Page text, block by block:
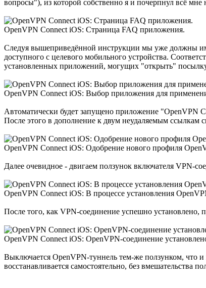
вопросы"), из которой собственно я и почерпнул всё мне
OpenVPN Connect iOS: Страница FAQ приложения.
Следуя вышеприведённой инструкции мы уже должны
доступного с целевого мобильного устройства.
установленных приложений, могущих "открыть"
OpenVPN Connect iOS: Выбор приложения для
Автоматически будет запущено приложение "OpenVPN
После этого в дополнение к двум неудаляемым
OpenVPN Connect iOS: Одобрение нового профиля
Далее очевидное - двигаем ползунок включателя VPN-
OpenVPN Connect iOS: В процессе установления
После того, как VPN-соединение успешно установлено,
OpenVPN Connect iOS: OpenVPN-соединение
Выключается OpenVPN-туннель тем-же ползунком, что
восстанавливается самостоятельно, без вмешательства